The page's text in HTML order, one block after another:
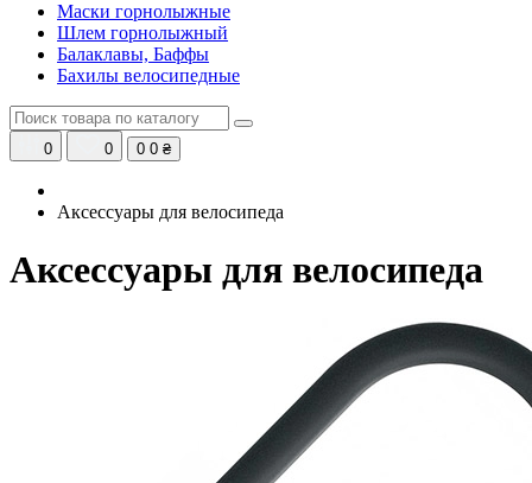
Маски горнолыжные
Шлем горнолыжный
Балаклавы, Баффы
Бахилы велосипедные
0 0 0 0 ₴
Аксессуары для велосипеда
Аксессуары для велосипеда